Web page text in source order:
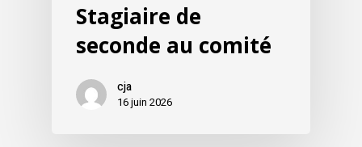
Stagiaire de
seconde au comité
cja
16 juin 2026